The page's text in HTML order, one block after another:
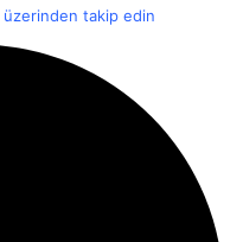
üzerinden takip edin